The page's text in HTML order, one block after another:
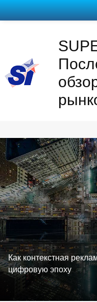
Власть и Закон
Медицина
Культура
Общество
Политика
Спорт
Наука и Технологии
Звёзды
Как контекстная
цифровую эпоху